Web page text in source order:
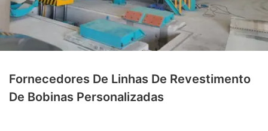
Fornecedores De Linhas De Revestimento
De Bobinas Personalizadas